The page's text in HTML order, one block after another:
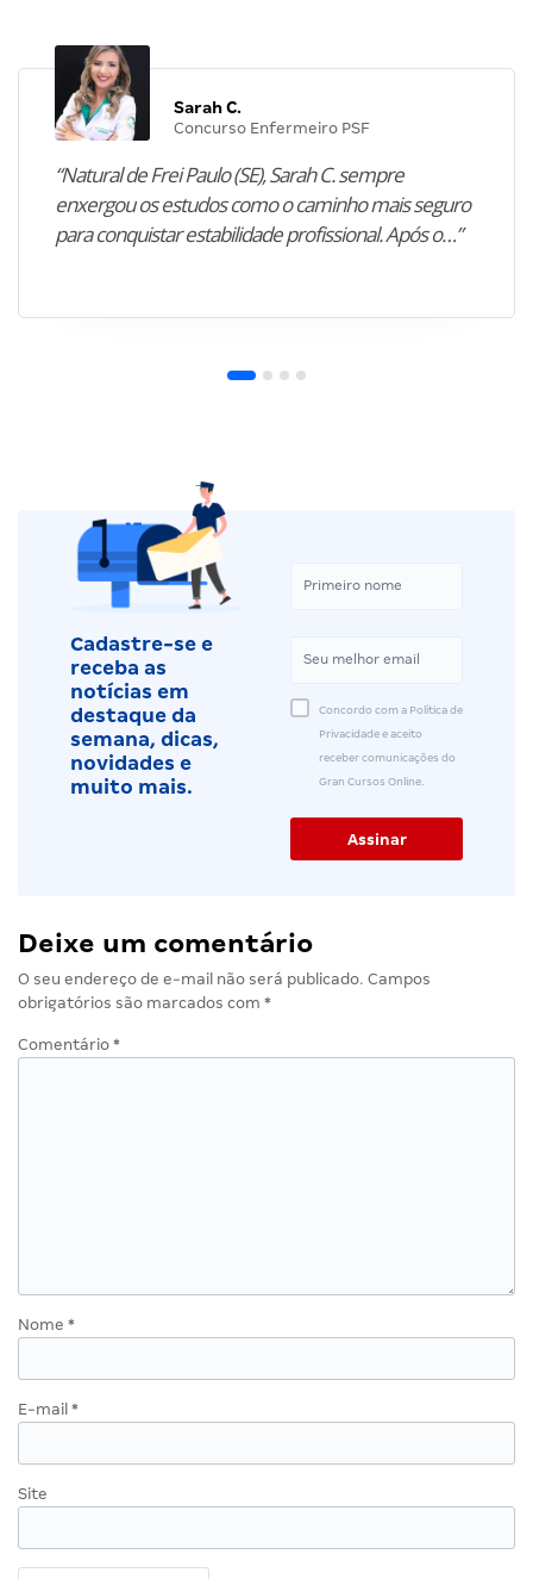
Sarah C.
Concurso Enfermeiro PSF
“Natural de Frei Paulo (SE), Sarah C. sempre
enxergou os estudos como o caminho mais seguro
para conquistar estabilidade profissional. Após o…”
Cadastre-se e
receba as
notícias em
destaque da
semana, dicas,
novidades e
muito mais.
Concordo com a Política de
Privacidade e aceito
receber comunicações do
Gran Cursos Online.
Deixe um comentário
O seu endereço de e-mail não será publicado. Campos
obrigatórios são marcados com *
Comentário *
Nome *
E-mail *
Site